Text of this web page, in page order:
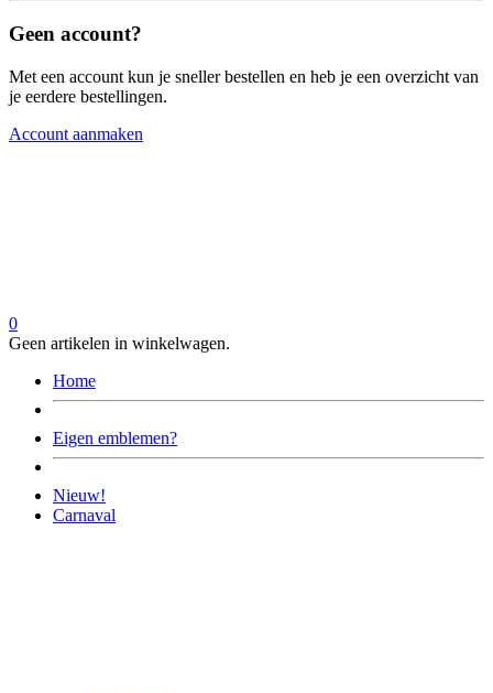
Geen account?
Met een account kun je sneller bestellen en heb je een overzicht van
je eerdere bestellingen.
Account aanmaken
0
Geen artikelen in winkelwagen.
Home
Eigen emblemen?
Nieuw!
Carnaval